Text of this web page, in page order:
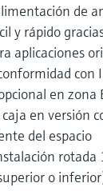
de
y rápido
aplicaciones
con
en zona
en versión
del espacio
o